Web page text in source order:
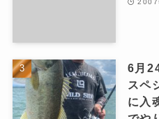
2007
6月
スペ
に入